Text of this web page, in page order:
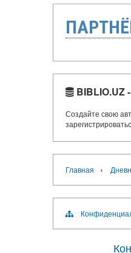
BIBLIO.UZ
Создайте свою
Главная ›